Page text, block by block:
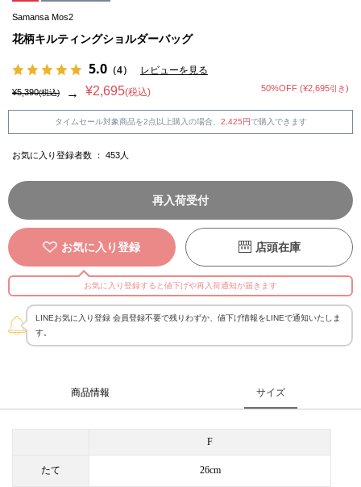
Samansa Mos2
花柄キルティングショルダーバッグ
5.0 （4） レビューを見る
¥5,390(税込) → ¥2,695(税込) 50%OFF (¥2,695引き)
タイムセール対象商品を2点以上購入の場合、 2,425円で購入できます
お気に入り登録者数 ： 453 人
再入荷受付
お気に入り登録 店頭在庫
お気に入り登録すると値下げや再入荷通知が届きます
LINEお気に入り登録 会員登録不要で残りわずか、値下げ情報をLINEで通知いたしま
す。
商品情報 サイズ
たて
F
26cm